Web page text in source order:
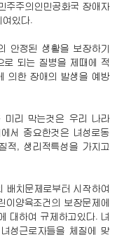
주주의인민공화국 장애자
여있다.
안정된 생활을 보장하기
로 되는 질병을 제때에 적
의한 장애의 발생을 예방
미리 막는것은 우리 나라
서 중요한것은 녀성로동
적, 생리적특성을 가지고
배치문제로부터 시작하여
이양육조건의 보장문제에
대하여 규제하고있다. 녀
성근로자들을 체질에 맞